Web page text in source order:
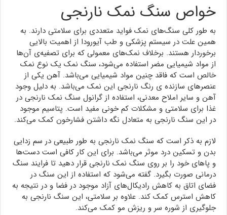
خواص سنگ نمک نارنجی
به طور کلی سنگ‌های نمک فواید متعددی برای سلامتی دارند. به
همین علت در سیستم پزشکی و طب آیورودا از اهمیت بالایی
برخوردار هستند. برخلاف نمک‌های معمولی که برای تصفیه‌ی آن‌ها
از مواد شیمیایی مضر استفاده می‌شود، سنگ نمک یک نوع نمک
خالص است که فاقد چنین مواد شیمیایی می‌باشد. آهن یکی از
عنصرهای سازنده ی رنگ نارنجی این نمک می‌باشد. به دلیل وجود
آهن و سایر املاح معدنی، استفاده از گرانول سنگ نمک نارنجی در
غذا برای سلامتی و مشکلات کم خونی مفید است. پتاسیم موجود
در این سنگ نارنجی به متعادل نگه داشتن فشارخون کمک می‌کند.
لازم به ذکر است که سنگ نمک نارنجی به طور طبیعی در سم زدایی
بدن و تسکین درد موثر می‌باشد. برای این کار کافی است دست‌ها
و پاهای خود را بر روی سنگ نمک نارنجی قرار دهید تا فرایند سنگ
درمانی صورت بگیرد. گفته می‌شود که استفاده از این سنگ در
فضای اتاق به کاهش رادیکال‌های آزاد موجود در فضا و در نتیجه به
کاهش استرس کمک کند. علاوه بر سلامتی، این سنگ نارنجی به
جلوگیری از شوره سر و ریزش مو کمک می‌کند.